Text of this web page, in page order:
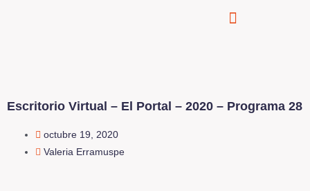
Escritorio Virtual – El Portal – 2020 – Programa 28
octubre 19, 2020
Valeria Erramuspe